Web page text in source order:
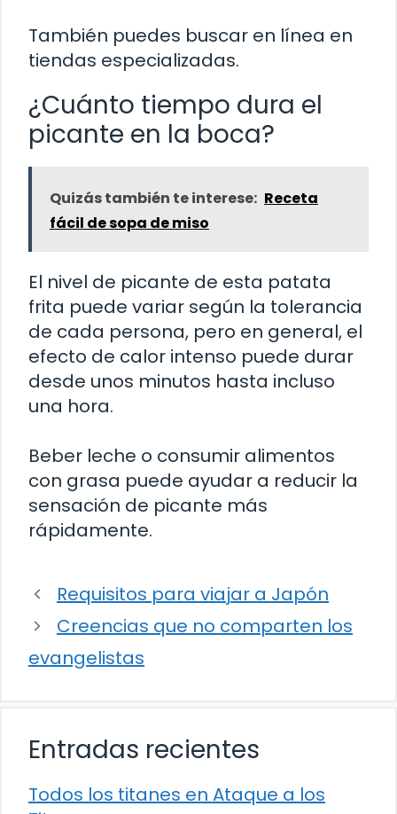
También puedes buscar en línea en
tiendas especializadas.
¿Cuánto tiempo dura el
picante en la boca?
Quizás también te interese: Receta
fácil de sopa de miso
El nivel de picante de esta patata
frita puede variar según la tolerancia
de cada persona, pero en general, el
efecto de calor intenso puede durar
desde unos minutos hasta incluso
una hora.
Beber leche o consumir alimentos
con grasa puede ayudar a reducir la
sensación de picante más
rápidamente.
Requisitos para viajar a Japón
Creencias que no comparten los
evangelistas
Entradas recientes
Todos los titanes en Ataque a los